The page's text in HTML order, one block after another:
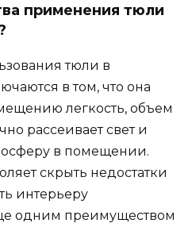
применения тюли
тюли в
в том, что она
легкость, объем
рассеивает свет и
в помещении.
скрыть недостатки
интерьеру
одним преимуществом